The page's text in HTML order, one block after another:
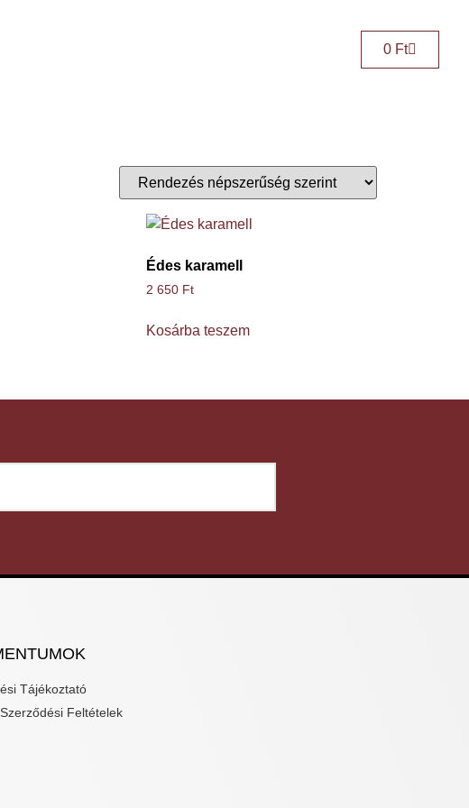
0 Ft
Édes karamell
2 650 Ft
Kosárba teszem
Tájékoztató
Feltételek